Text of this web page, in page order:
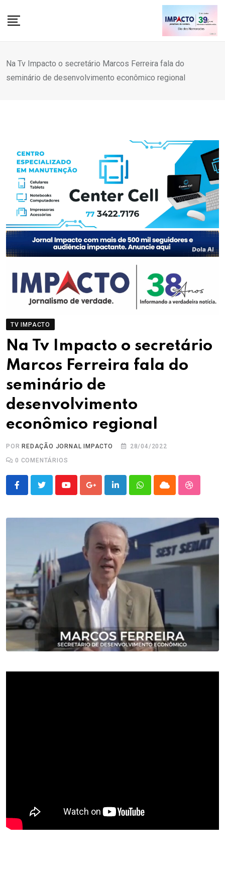
Na Tv Impacto o secretário Marcos Ferreira fala do
seminário de desenvolvimento econômico regional
TV IMPACTO
Na Tv Impacto o secretário
Marcos Ferreira fala do
seminário de
desenvolvimento
econômico regional
POR REDAÇÃO JORNAL IMPACTO
28/04/2022
0 COMENTÁRIOS
YoutubeGoogle+LinkedInWhatsappCloud